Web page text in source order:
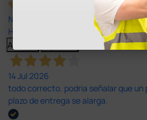
Nuestras reseñas de 4 y 5 estrellas.
Haga clic aquí para leerlos todos >
Anterior
14 Jul 2026
todo correcto. podria señalar que un
plazo de entrega se alarga.